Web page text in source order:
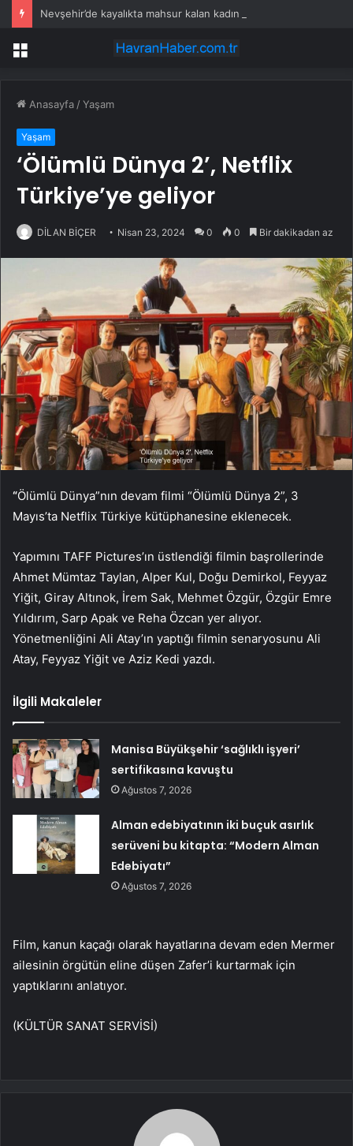
Nevşehir’de kayalıkta mahsur kalan kadın kurtarıldı
Menü
Anasayfa /Yaşam
Yaşam
‘Ölümlü Dünya 2’, Netflix
Türkiye’ye geliyor
DİLAN BİÇER Nisan 23, 2024 0 0 Bir dakikadan az
“Ölümlü Dünya”nın devam filmi “Ölümlü Dünya 2”, 3
Mayıs’ta Netflix Türkiye kütüphanesine eklenecek.
Yapımını TAFF Pictures’ın üstlendiği filmin başrollerinde
Ahmet Mümtaz Taylan, Alper Kul, Doğu Demirkol, Feyyaz
Yiğit, Giray Altınok, İrem Sak, Mehmet Özgür, Özgür Emre
Yıldırım, Sarp Apak ve Reha Özcan yer alıyor.
Yönetmenliğini Ali Atay’ın yaptığı filmin senaryosunu Ali
Atay, Feyyaz Yiğit ve Aziz Kedi yazdı.
İlgili Makaleler
Manisa Büyükşehir ‘sağlıklı işyeri’
sertifikasına kavuştu
Ağustos 7, 2026
Alman edebiyatının iki buçuk asırlık
serüveni bu kitapta: “Modern Alman
Edebiyatı”
Ağustos 7, 2026
Film, kanun kaçağı olarak hayatlarına devam eden Mermer
ailesinin örgütün eline düşen Zafer’i kurtarmak için
yaptıklarını anlatıyor.
(KÜLTÜR SANAT SERVİSİ)